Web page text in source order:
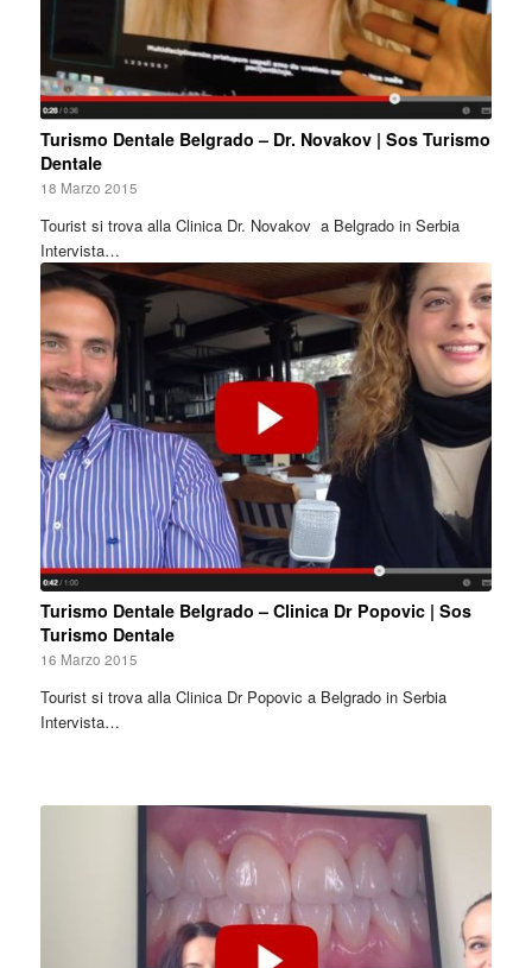
Turismo Dentale Belgrado – Dr. Novakov | Sos Turismo
Dentale
18 Marzo 2015
Tourist si trova alla Clinica Dr. Novakov a Belgrado in Serbia
Intervista…
Turismo Dentale Belgrado – Clinica Dr Popovic | Sos
Turismo Dentale
16 Marzo 2015
Tourist si trova alla Clinica Dr Popovic a Belgrado in Serbia
Intervista…